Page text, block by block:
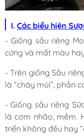
I. Các biểu hiện
- Giống sầu riêng
cứng và mất màu
- Trên giống Sầu
là “cháy múi”, phần
- Giống sầu riêng
là cơm nhão, mềm.
triển không đều hay